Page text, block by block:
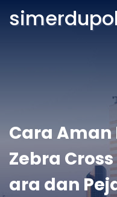
Cara
Zebra
ara dan